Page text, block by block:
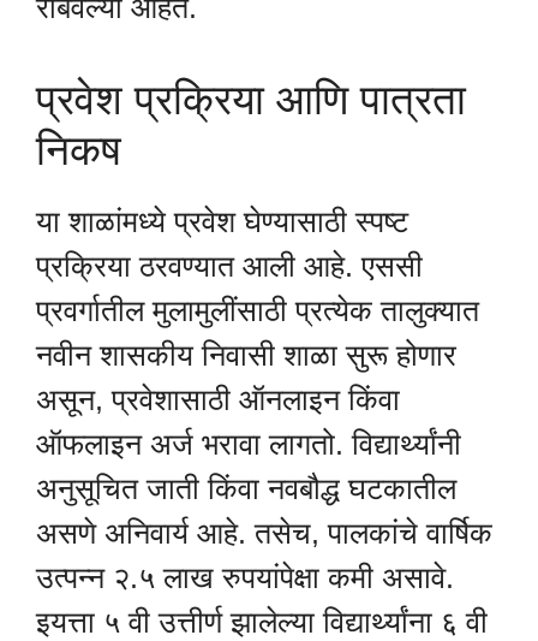
प्रवेश प्रक्रिया आणि पात्रता
निकष
या शाळांमध्ये प्रवेश घेण्यासाठी स्पष्ट
प्रक्रिया ठरवण्यात आली आहे. एससी
प्रवर्गातील मुलामुलींसाठी प्रत्येक तालुक्यात
नवीन शासकीय निवासी शाळा सुरू होणार
असून, प्रवेशासाठी ऑनलाइन किंवा
ऑफलाइन अर्ज भरावा लागतो. विद्यार्थ्यांनी
अनुसूचित जाती किंवा नवबौद्ध घटकातील
असणे अनिवार्य आहे. तसेच, पालकांचे वार्षिक
उत्पन्न २.५ लाख रुपयांपेक्षा कमी असावे.
इयत्ता ५ वी उत्तीर्ण झालेल्या विद्यार्थ्यांना ६ वी